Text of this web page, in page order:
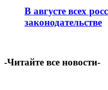
В августе всех
законодательстве
-Читайте все новости-